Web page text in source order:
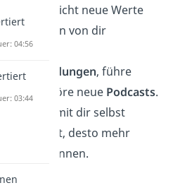
du vielleicht neue Werte
von dir
Fortbildungen, führe
und höre neue Podcasts.
du dich mit dir selbst
desto mehr
dich kennen.
04:56
03:44